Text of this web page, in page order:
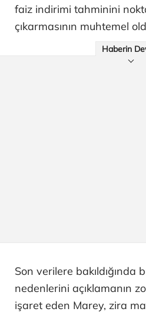
faiz indirimi tahminini
çıkarmasının muhtemel
Haberin
Son verilere bakıldığında
nedenlerini açıklamanın
işaret eden Marey, zira